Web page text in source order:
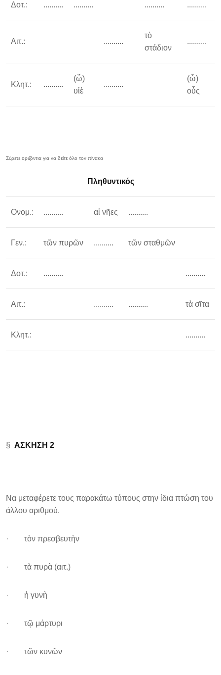
Δοτ.: .......... .......... .......... ..........
Αιτ.: ..........
τὸ
στάδιον
..........
Κλητ.: ..........
(ὦ)
υἱὲ
..........
(ὦ)
οὖς
Πληθυντικός
Ονομ.: .......... αἱ νῆες ..........
Γεν.: τῶν πυρῶν .......... τῶν σταθμῶν
Δοτ.: .......... ..........
Αιτ.: .......... .......... τὰ σῖτα
Κλητ.: ..........
§ ΑΣΚΗΣΗ 2
Να μεταφέρετε τους παρακάτω τύπους στην ίδια πτώση του
άλλου αριθμού.
· τὸν πρεσβευτὴν
· τὰ πυρὰ (αιτ.)
· ἡ γυνὴ
· τῷ μάρτυρι
· τῶν κυνῶν